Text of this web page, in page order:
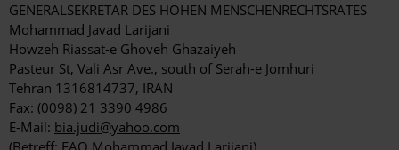
GENERALSEKRETÄR DES HOHEN MENSCHENRECHTSRATES
Mohammad Javad Larijani
Howzeh Riassat-e Ghoveh Ghazaiyeh
Pasteur St, Vali Asr Ave., south of Serah-e Jomhuri
Tehran 1316814737, IRAN
Fax: (0098) 21 3390 4986
E-Mail: bia.judi@yahoo.com